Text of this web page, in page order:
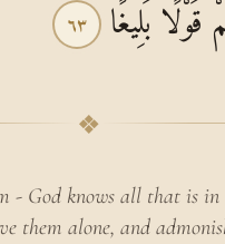
قَوْلًا بَلِيغًا ٦٣
❖
- God knows all that is
them alone, and